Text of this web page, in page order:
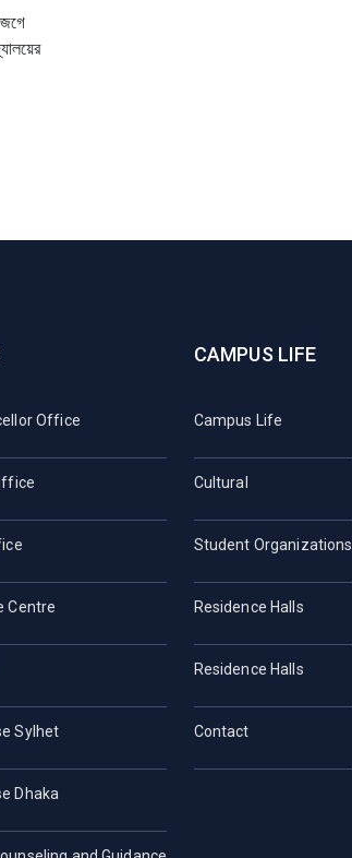
Office
Centre
Sylhet
Dhaka
CAMPUS LIFE
Campus Life
Cultural
Student Organizations
Residence Halls
Residence Halls
Contact